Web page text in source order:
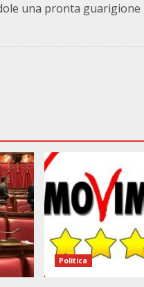
una pronta guarigione
Politica